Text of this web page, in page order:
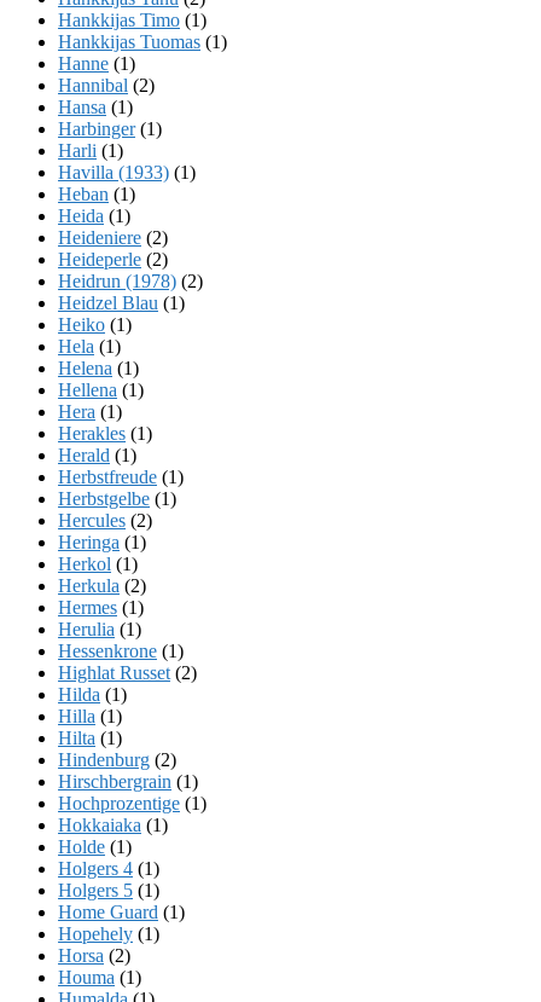
Hankkijas Timo (1)
Hankkijas Tuomas (1)
Hanne (1)
Hannibal (2)
Hansa (1)
Harbinger(1)
Harli (1)
Havilla (1933) (1)
Heban (1)
Heida (1)
Heideniere (2)
Heideperle (2)
Heidrun (1978) (2)
Heidzel Blau (1)
Heiko (1)
Hela (1)
Helena (1)
Hellena (1)
Hera (1)
Herakles (1)
Herald (1)
Herbstfreude (1)
Herbstgelbe (1)
Hercules (2)
Heringa (1)
Herkol (1)
Herkula (2)
Hermes (1)
Herulia (1)
Hessenkrone (1)
Highlat Russet (2)
Hilda (1)
Hilla (1)
Hilta (1)
Hindenburg (2)
Hirschbergrain (1)
Hochprozentige (1)
Hokkaiaka (1)
Holde (1)
Holgers 4 (1)
Holgers 5 (1)
Home Guard (1)
Hopehely (1)
Horsa (2)
Houma (1)